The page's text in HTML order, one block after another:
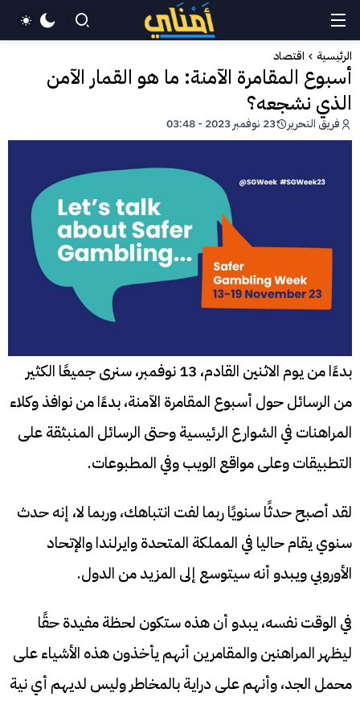
الرئيسية اقتصاد
أسبوع المقامرة الآمنة: ما هو القمار الآمن
الذي نشجعه؟
فريق التحرير 23 نوفمبر 2023 - 03:48
بدءًا من يوم الاثنين القادم، 13 نوفمبر، سنرى جميعًا الكثير
من الرسائل حول أسبوع المقامرة الآمنة، بدءًا من نوافذ وكلاء
المراهنات في الشوارع الرئيسية وحتى الرسائل المنبثقة على
التطبيقات وعلى مواقع الويب وفي المطبوعات.
لقد أصبح حدثًا سنويًا ربما لفت انتباهك، وربما لا، إنه حدث
سنوي يقام حاليا في المملكة المتحدة وايرلندا والإتحاد
الأوروبي ويبدو أنه سيتوسع إلى المزيد من الدول.
في الوقت نفسه، يبدو أن هذه ستكون لحظة مفيدة حقًا
ليظهر المراهنين والمقامرين أنهم يأخذون هذه الأشياء على
محمل الجد، وأنهم على دراية بالمخاطر وليس لديهم أي نية